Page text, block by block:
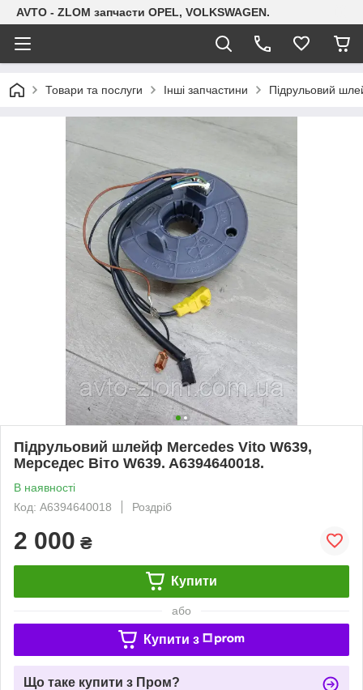
AVTO - ZLOM запчасти OPEL, VOLKSWAGEN.
Товари та послуги Інші запчастини Підрульовий
Підрульовий шлейф Mercedes Vito W639,
Мерседес Віто W639. A6394640018.
В наявності
Код: A6394640018
Роздріб
2 000 ₴
Купити
або
Купити з
Що таке купити з Пром?